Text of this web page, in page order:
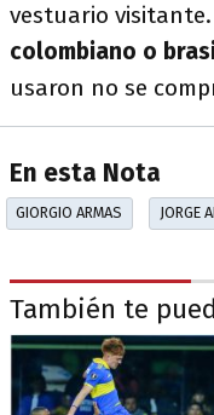
vestuario visitante.
colombiano o
usaron no se
En esta Nota
GIORGIO ARMAS JORGE
También te